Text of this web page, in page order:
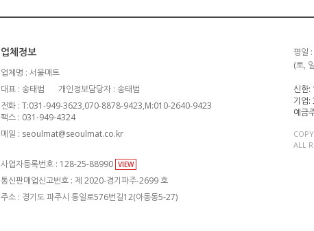
업체정보
업체명 : 서울매트
대표 : 송태범
개인정보담당자 : 송태범
전화 : T:031-949-3623,070-8878-9423,M:010-2640-9423
팩스 : 031-949-4324
메일 : seoulmat@seoulmat.co.kr
사업자등록번호 : 128-25-88990 VIEW
통신판매업신고번호 : 제 2020-경기파주-2699 호
주소 : 경기도 파주시 통일로576번길12(아동동5-27)
평일
(토,
신한
기업
예금
ALL